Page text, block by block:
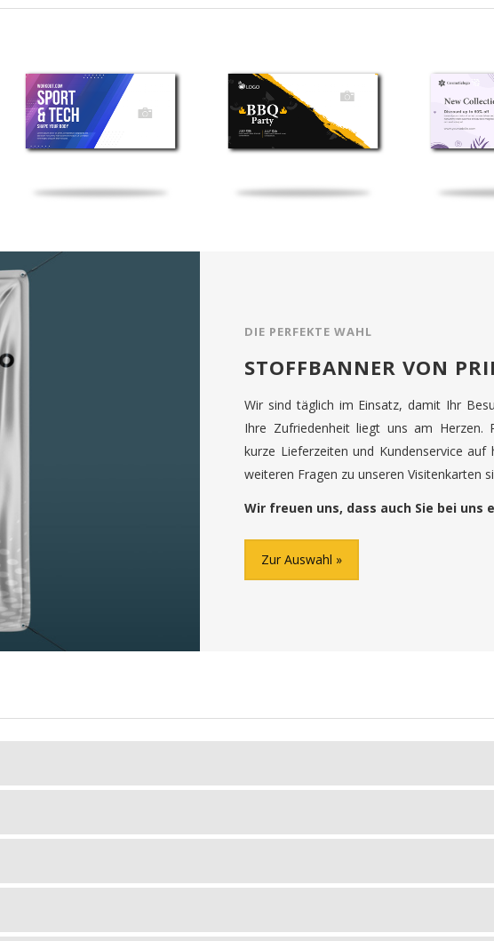
DIE PERFEKTE WAHL
STOFFBANNER VON
Wir sind täglich im Einsatz, damit Ihr
Ihre Zufriedenheit liegt uns am Herzen.
kurze Lieferzeiten und Kundenservice
weiteren Fragen zu unseren Visitenkarten
Wir freuen uns, dass auch Sie bei uns
Zur Auswahl